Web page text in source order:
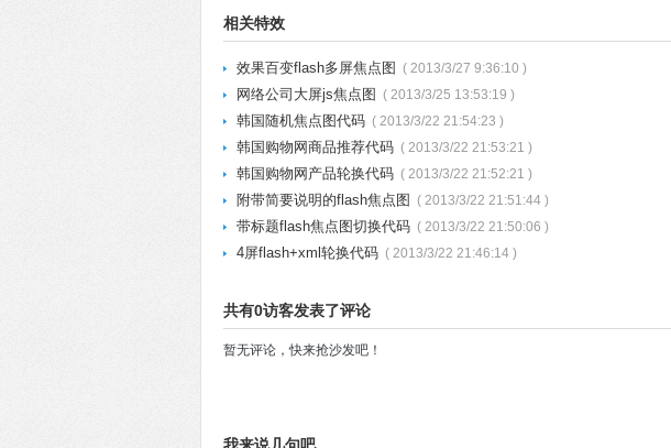
相关特效
效果百变flash多屏焦点图 ( 2013/3/27 9:36:10 )
网络公司大屏js焦点图 ( 2013/3/25 13:53:19 )
韩国随机焦点图代码 ( 2013/3/22 21:54:23 )
韩国购物网商品推荐代码 ( 2013/3/22 21:53:21 )
韩国购物网产品轮换代码 ( 2013/3/22 21:52:21 )
附带简要说明的flash焦点图 ( 2013/3/22 21:51:44 )
带标题flash焦点图切换代码 ( 2013/3/22 21:50:06 )
4屏flash+xml轮换代码 ( 2013/3/22 21:46:14 )
共有0访客发表了评论
暂无评论，快来抢沙发吧！
我来说几句吧